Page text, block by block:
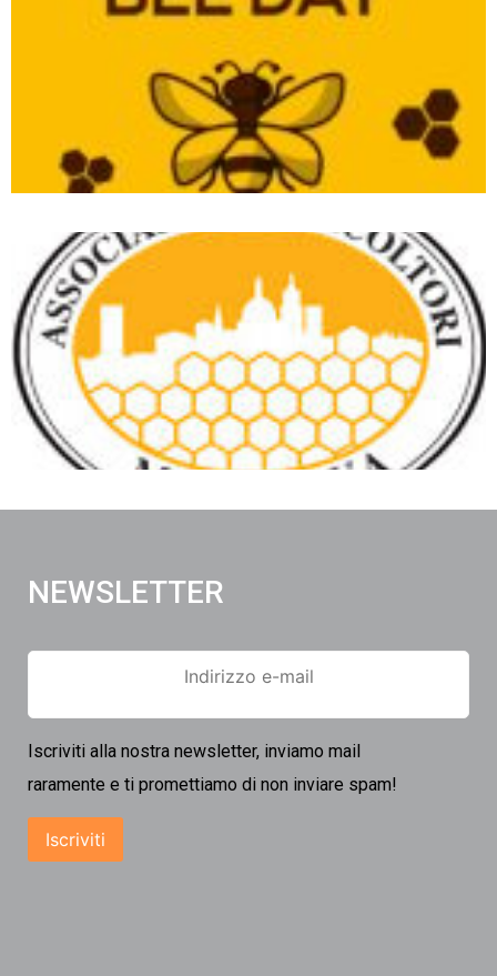
NEWSLETTER
Iscriviti alla nostra newsletter, inviamo mail
raramente e ti promettiamo di non inviare spam!